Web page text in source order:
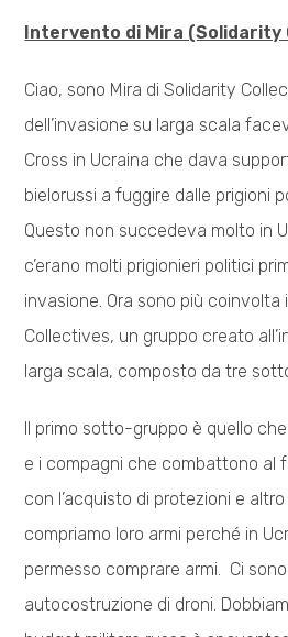
Intervento di Mira (Solidarity
Ciao, sono Mira di Solidarity
dell’invasione su larga scala
Cross in Ucraina che dava
bielorussi a fuggire dalle prigioni
Questo non succedeva molto in
c’erano molti prigionieri politici
invasione. Ora sono più coinvolta
Collectives, un gruppo creato
larga scala, composto da tre
Il primo sotto-gruppo è quello
e i compagni che combattono al
con l’acquisto di protezioni e
compriamo loro armi perché in
permesso comprare armi. Ci
autocostruzione di droni.